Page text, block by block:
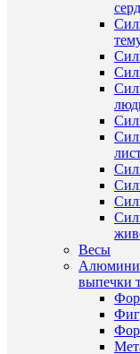
Весы
выпечки